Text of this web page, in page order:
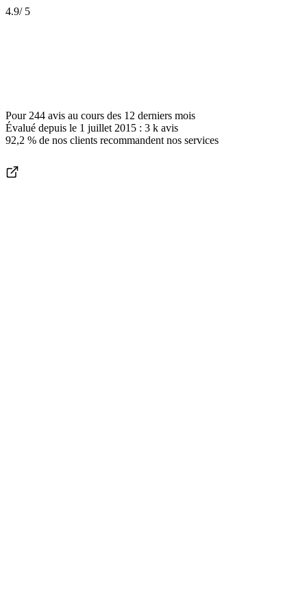
4.9/ 5
Pour 244 avis au cours des 12 derniers mois
Évalué depuis le 1 juillet 2015 : 3 k avis
92,2 % de nos clients recommandent nos services